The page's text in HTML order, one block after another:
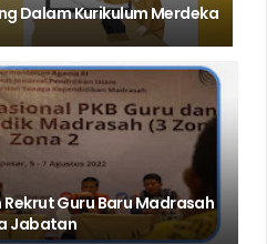
Dalam Kurikulum Merdeka
Guru Baru Madrasah
Jabatan